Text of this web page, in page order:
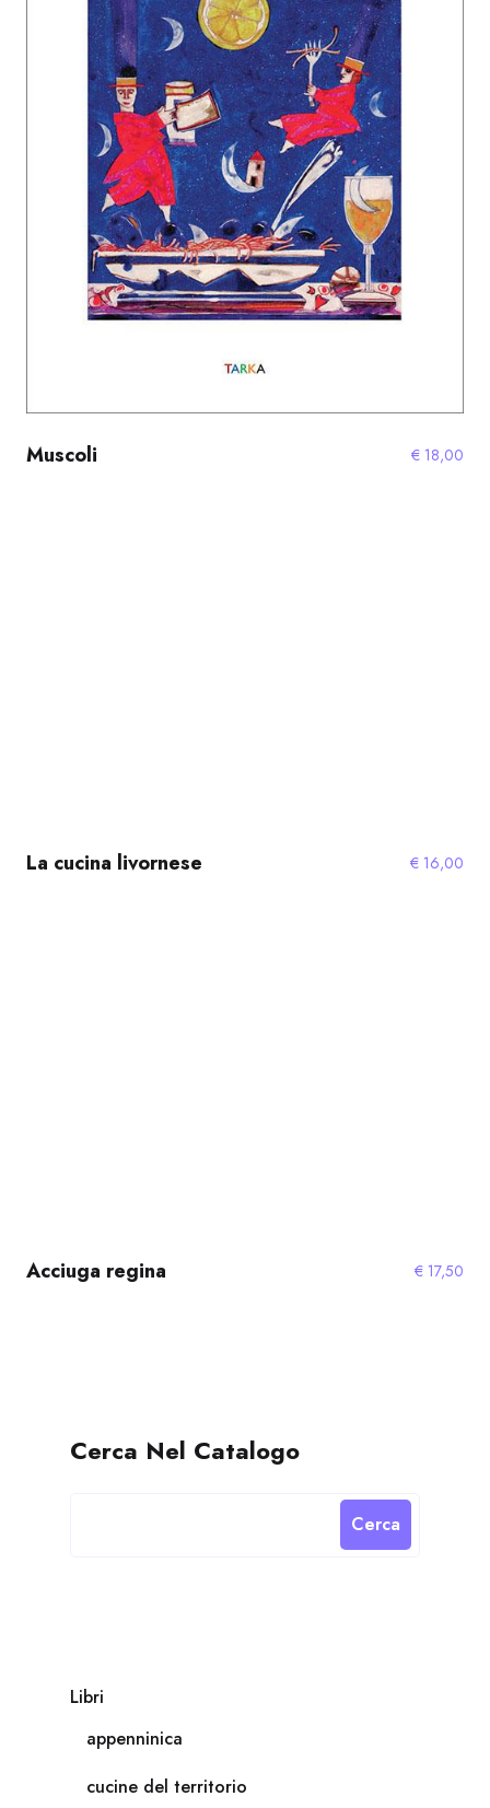
Muscoli € 18,00
La cucina livornese € 16,00
Acciuga regina € 17,50
Cerca Nel Catalogo
Cerca
Libri
appenninica
cucine del territorio